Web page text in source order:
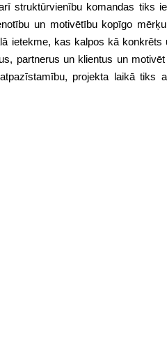
struktūrvienību komandas tiks
un motivētību kopīgo
ietekme, kas kalpos kā
partnerus un klientus un
projekta laikā tiks